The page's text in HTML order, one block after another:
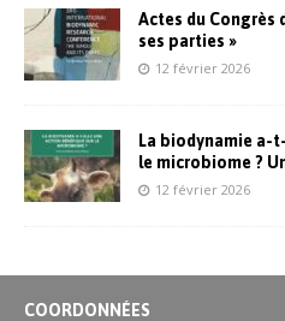
Actes du Congrès
ses parties »
12 février 2026
La biodynamie a-
le microbiome ?
12 février 2026
COORDONNÉES